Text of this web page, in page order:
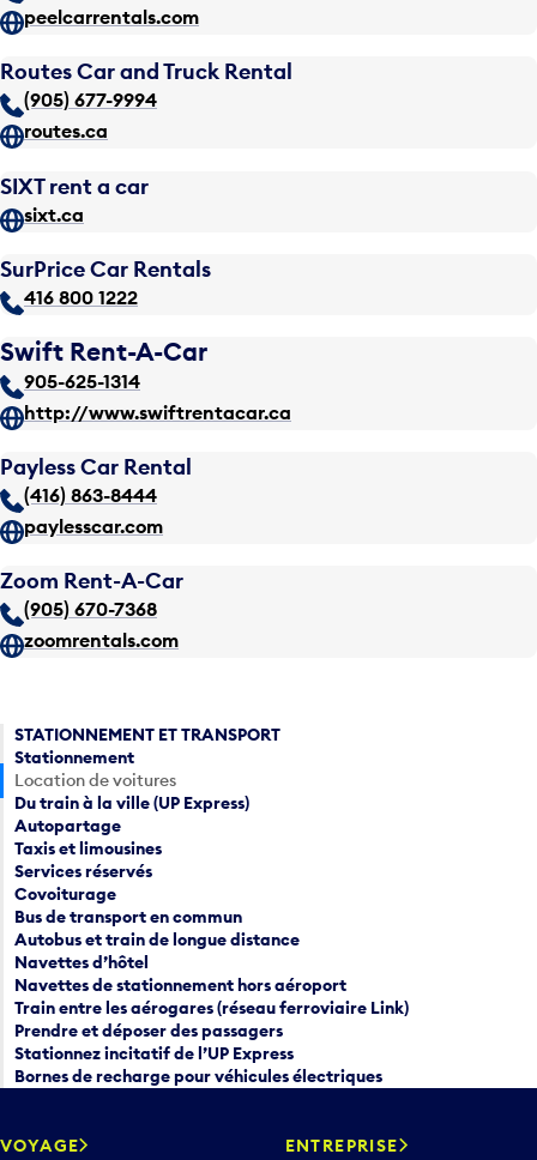
peelcarrentals.com
Routes Car and Truck Rental
(905) 677-9994
routes.ca
SIXT rent a car
sixt.ca
SurPrice Car Rentals
416 800 1222
Swift Rent-A-Car
905-625-1314
http://www.swiftrentacar.ca
Payless Car Rental
(416) 863-8444
paylesscar.com
Zoom Rent-A-Car
(905) 670-7368
zoomrentals.com
STATIONNEMENT ET TRANSPORT
Stationnement
Location de voitures
Du train à la ville (UP Express)
Autopartage
Taxis et limousines
Services réservés
Covoiturage
Bus de transport en commun
Autobus et train de longue distance
Navettes d’hôtel
Navettes de stationnement hors aéroport
Train entre les aérogares (réseau ferroviaire Link)
Prendre et déposer des passagers
Stationnez incitatif de l’UP Express
Bornes de recharge pour véhicules électriques
VOYAGE ENTREPRISE